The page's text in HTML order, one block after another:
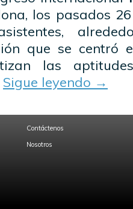
los pasados
que se centró
las
Sigue leyendo →
Contáctenos
Nosotros